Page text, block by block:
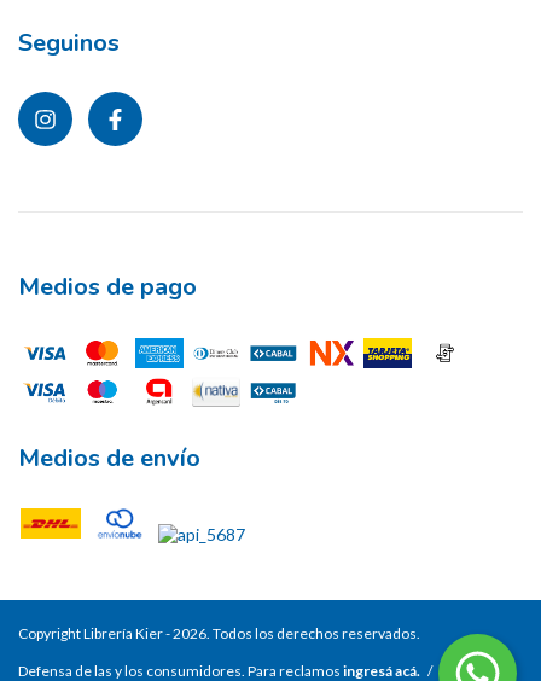
Seguinos
Medios de pago
Medios de envío
Copyright Librería Kier - 2026. Todos los derechos reservados.
Defensa de las y los consumidores. Para reclamos ingresá acá. / Botón de